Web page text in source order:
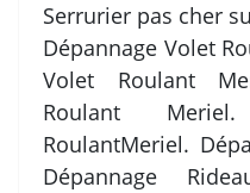
Serrurier pas cher
Dépannage Volet
Volet Roulant
Roulant
RoulantMeriel.
Dépannage